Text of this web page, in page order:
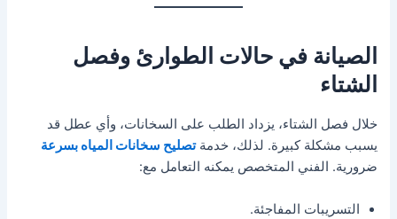
الصيانة في حالات الطوارئ وفصل
الشتاء
خلال فصل الشتاء، يزداد الطلب على السخانات، وأي عطل قد
يسبب مشكلة كبيرة. لذلك، خدمةتصليح سخانات المياه بسرعة
ضرورية. الفني المتخصص يمكنه التعامل مع:
التسريبات المفاجئة.